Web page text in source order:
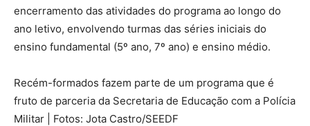
encerramento das atividades do programa ao longo do
ano letivo, envolvendo turmas das séries iniciais do
ensino fundamental (5º ano, 7º ano) e ensino médio.
Recém-formados fazem parte de um programa que é
fruto de parceria da Secretaria de Educação com a Polícia
Militar | Fotos: Jota Castro/SEEDF